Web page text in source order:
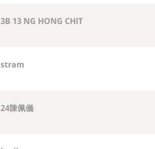
3B 13 NG HONG CHIT
stram
24陳佩儀